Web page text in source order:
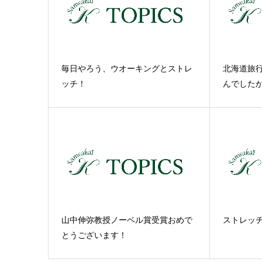
毎日やろう、ウオーキングとストレ
ッチ！
北海道旅
んでした
山中伸弥教授ノーベル賞受賞おめで
とうございます！
ストレッ